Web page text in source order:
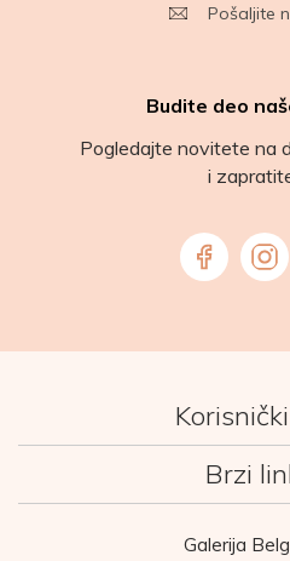
Pošaljite
Budite deo
Pogledajte novitete na
i
Brzi
Galerija